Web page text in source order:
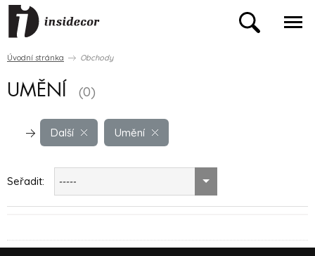
Úvodní stránka Obchody
UMĚNÍ (0)
Další Umění
Seřadit: -----